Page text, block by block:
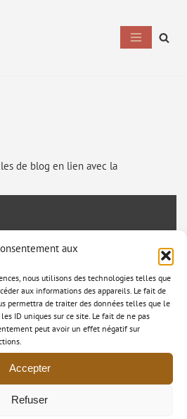
aux
nous utilisons des technologies telles que
aux informations des appareils. Le fait de
permettra de traiter des données telles que le
ID uniques sur ce site. Le fait de ne pas
peut avoir un effet négatif sur
Accepter
Refuser
de blog en lien avec la